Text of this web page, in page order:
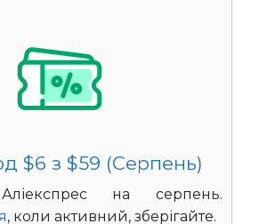
$6 з $59 (Серпень)
на серпень.
, коли активний, зберігайте.